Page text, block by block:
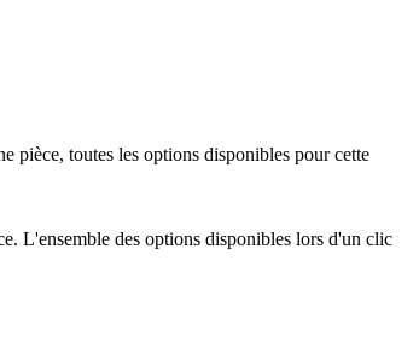
pièce, toutes les options disponibles pour cette
L'ensemble des options disponibles lors d'un clic